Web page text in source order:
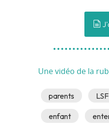
Une vidéo de la
parents LSF
enfant